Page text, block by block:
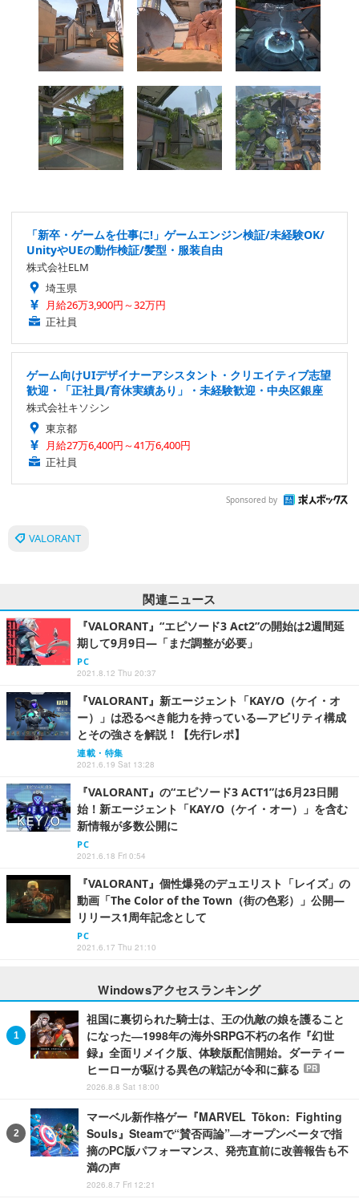
「新卒・ゲームを仕事に!」ゲームエンジン検証/未経験OK/
UnityやUEの動作検証/髪型・服装自由
株式会社ELM
埼玉県
月給26万3,900円～32万円
正社員
ゲーム向けUIデザイナーアシスタント・クリエイティブ志望
歓迎・「正社員/育休実績あり」・未経験歓迎・中央区銀座
株式会社キソシン
東京都
月給27万6,400円～41万6,400円
正社員
Sponsored by
VALORANT
関連ニュース
『VALORANT』“エピソード3 Act2”の開始は2週間延
期して9月9日―「まだ調整が必要」
PC
2021.8.12 Thu 20:37
『VALORANT』新エージェント「KAY/O（ケイ・オ
ー）」は恐るべき能力を持っている―アビリティ構成
とその強さを解説！【先行レポ】
連載・特集
2021.6.19 Sat 13:28
『VALORANT』の“エピソード3 ACT1”は6月23日開
始！新エージェント「KAY/O（ケイ・オー）」を含む
新情報が多数公開に
PC
2021.6.18 Fri 0:54
『VALORANT』個性爆発のデュエリスト「レイズ」の
動画「The Color of the Town（街の色彩）」公開―
リリース1周年記念として
PC
2021.6.17 Thu 21:10
Windowsアクセスランキング
祖国に裏切られた騎士は、王の仇敵の娘を護ること
になった―1998年の海外SRPG不朽の名作『幻世
録』全面リメイク版、体験版配信開始。ダーティー
ヒーローが駆ける異色の戦記が令和に蘇る
PR
2026.8.8 Sat 18:00
マーベル新作格ゲー『MARVEL Tōkon: Fighting
Souls』Steamで“賛否両論”―オープンベータで指
摘のPC版パフォーマンス、発売直前に改善報告も不
満の声
2026.8.7 Fri 12:21